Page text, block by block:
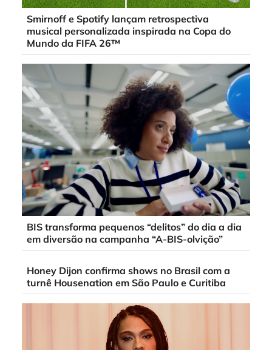
Smirnoff e Spotify lançam retrospectiva
musical personalizada inspirada na Copa do
Mundo da FIFA 26™
BIS transforma pequenos “delitos” do dia a dia
em diversão na campanha “A-BIS-olvição”
Honey Dijon confirma shows no Brasil com a
turnê Housenation em São Paulo e Curitiba